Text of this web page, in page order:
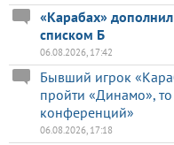
«Карабах»
списком Б
06.08.2026, 17:42
Бывший игрок
пройти «Динамо»,
конференций»
06.08.2026, 17:18